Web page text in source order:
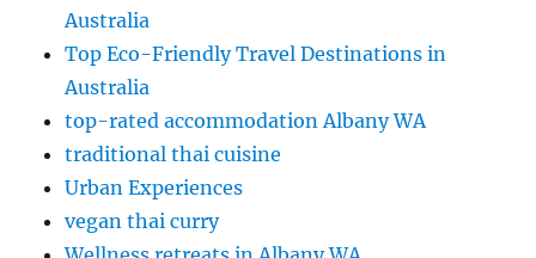
Australia
Top Eco-Friendly Travel Destinations in
Australia
top-rated accommodation Albany WA
traditional thai cuisine
Urban Experiences
vegan thai curry